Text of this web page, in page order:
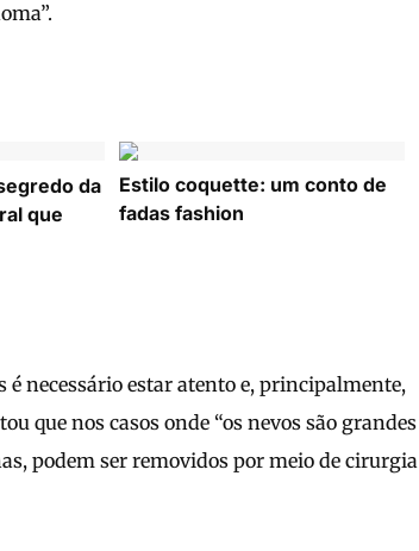
da
que
Estilo coquette: um conto de
fadas fashion
necessário estar atento e, principalmente,
que nos casos onde “os nevos são grandes
podem ser removidos por meio de cirurgia